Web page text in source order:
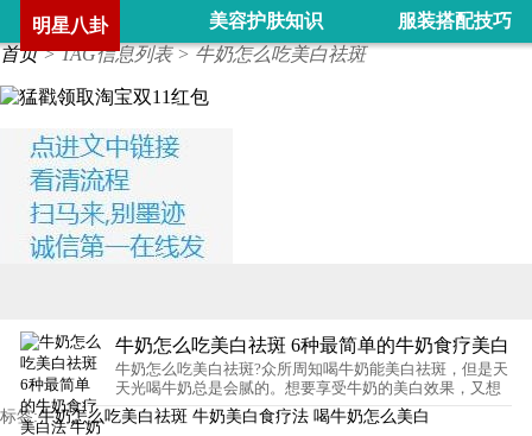
明星八卦 美容护肤知识
服装搭配技巧
首页> TAG信息列表 > 牛奶怎么吃美白祛斑
牛奶怎么吃美白祛斑 6种最简单的牛奶食疗美白
法 牛奶怎么吃美白祛斑,牛奶
牛奶怎么吃美白祛斑?众所周知喝牛奶能美白祛斑，但是天
天光喝牛奶总是会腻的。想要享受牛奶的美白效果，又想
多点新花样的妹纸可以看看接下来的介绍的牛奶食疗法，
享受一顿美美的牛奶大餐同时能美白肌肤。…2020-11-09
标签:牛奶怎么吃美白祛斑 牛奶美白食疗法 喝牛奶怎么美白